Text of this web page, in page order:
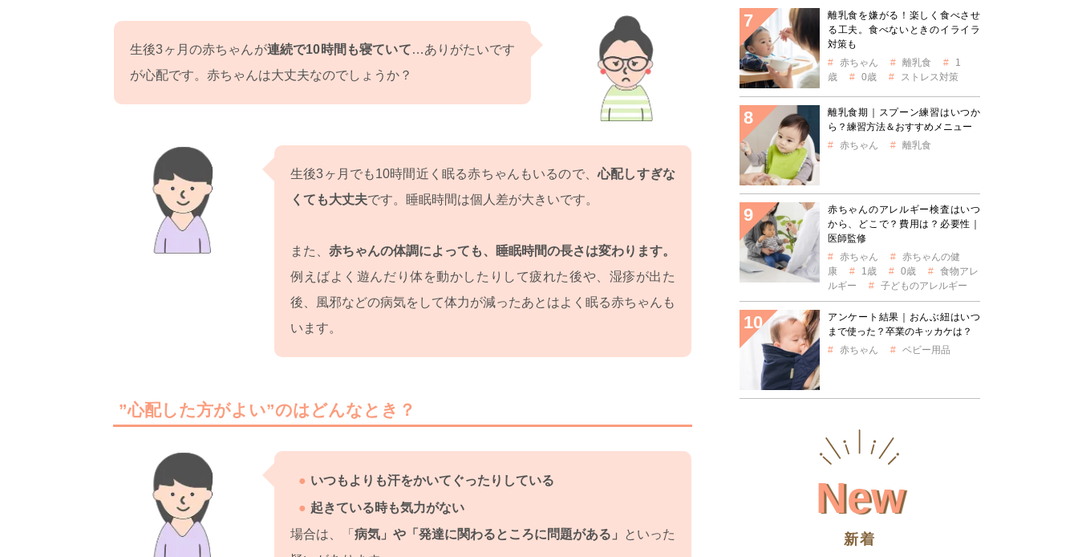
生後3ヶ月の赤ちゃんが連続で10時間も寝ていて…ありがたいです
が心配です。赤ちゃんは大丈夫なのでしょうか？
生後3ヶ月でも10時間近く眠る赤ちゃんもいるので、心配しすぎな
くても大丈夫です。睡眠時間は個人差が大きいです。
また、 赤ちゃんの体調によっても、睡眠時間の長さは変わります。
例えばよく遊んだり体を動かしたりして疲れた後や、湿疹が出た
後、風邪などの病気をして体力が減ったあとはよく眠る赤ちゃんも
います。
”心配した方がよい”のはどんなとき？
いつもよりも汗をかいてぐったりしている
起きている時も気力がない
場合は、「 病気」や「発達に関わるところに問題がある」
といった
離乳食を嫌がる！楽しく食べさせ
る工夫。食べないときのイライラ
対策も
赤ちゃん
離乳食
1
歳
0歳 ストレス対策
離乳食期｜スプーン練習はいつか
ら？練習方法＆おすすめメニュー
赤ちゃん
離乳食
赤ちゃんのアレルギー検査はいつ
から、どこで？費用は？必要性｜
医師監修
赤ちゃん
赤ちゃんの健
康
1歳 0歳
食物アレ
ルギー
子どものアレルギー
アンケート結果｜おんぶ紐はいつ
まで使った？卒業のキッカケは？
赤ちゃん
ベビー用品
New
新着